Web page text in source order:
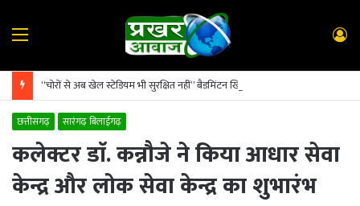
Menu
छत्तीसगढ़ सारंगढ़ बिलाईगढ़
कलेक्टर डाॅ. कन्नौजे ने किया आधार सेवा
केन्द्र और लोक सेवा केन्द्र का शुभारंभ